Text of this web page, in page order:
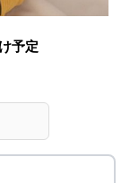
予定